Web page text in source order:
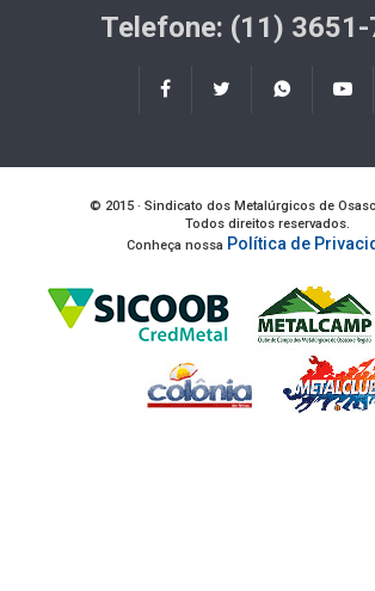
Telefone: (11)
© 2015 · Sindicato dos Metalúrgicos de
Todos direitos reservados.
Conheça nossa Política de